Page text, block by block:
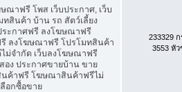
าฟรี โพส เว็บประกาศ, เว็บ
สินค้า บ้าน รถ สัตว์เลี้ยง
ประกาศฟรี ลงโฆษณาฟรี
รี ลงโฆษณาฟรี โปรโมทสินค้า
ม่จำกัด เว็บลงโฆษณาฟรี
ง ประกาศขายบ้าน ขาย
นค้าฟรี โฆษณาสินค้าฟรีไม่
อกซื้อขาย
233329 ก
3553 หั